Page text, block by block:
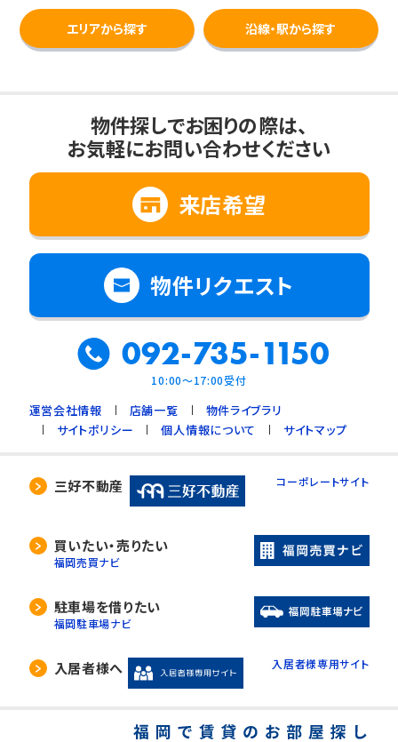
エリアから探す 沿線・駅から探す
物件探しでお困りの際は、
お気軽にお問い合わせください
来店希望
物件リクエスト
092-735-1150
10:00～17:00受付
運営会社情報 店舗一覧
物件ライブラリ
サイトポリシー
個人情報について サイトマップ
三好不動産 コーポレートサイト
買いたい・売りたい
福岡売買ナビ
駐車場を借りたい
福岡駐車場ナビ
入居者様へ 入居者様専用サイト